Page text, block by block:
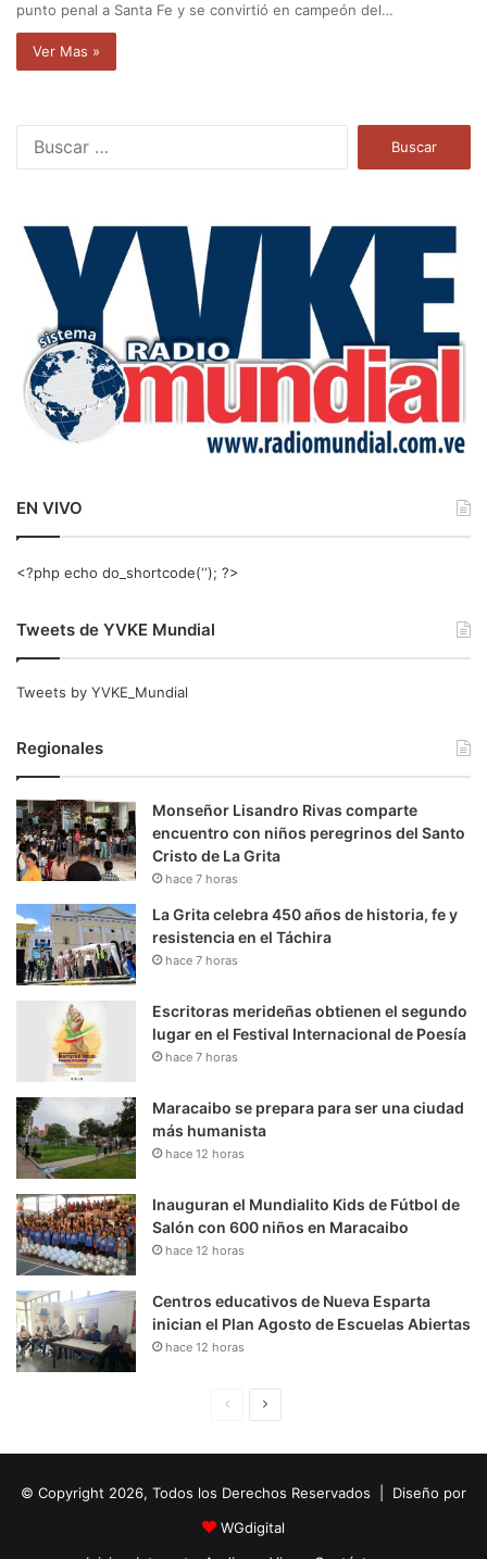
punto penal a Santa Fe y se convirtió en campeón del…
Ver Mas »
a
EN VIVO
<?php echo do_shortcode(‘‘); ?>
Tweets de YVKE Mundial
Tweets by YVKE_Mundial
Regionales
Monseñor Lisandro Rivas comparte
encuentro con niños peregrinos del Santo
Cristo de La Grita
hace 7 horas
La Grita celebra 450 años de historia, fe y
resistencia en el Táchira
hace 7 horas
Escritoras merideñas obtienen el segundo
lugar en el Festival Internacional de Poesía
hace 7 horas
Maracaibo se prepara para ser una ciudad
más humanista
hace 12 horas
Inauguran el Mundialito Kids de Fútbol de
Salón con 600 niños en Maracaibo
hace 12 horas
Centros educativos de Nueva Esparta
inician el Plan Agosto de Escuelas Abiertas
hace 12 horas
i
n
u
i
© Copyright 2026, Todos los Derechos Reservados | Diseño por
WGdigital